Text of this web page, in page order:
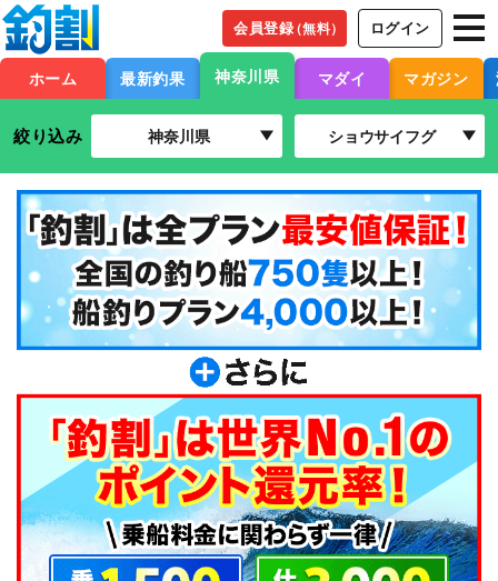
会員登録（無料） ログイン
ホーム 最新釣果 神奈川県 マダイ マガジン
絞り込み 神奈川県 ショウサイフグ